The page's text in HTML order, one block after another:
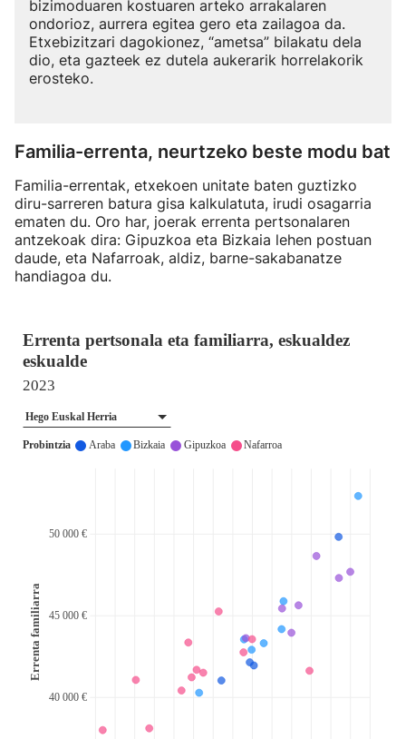
bizimoduaren kostuaren arteko arrakalaren
ondorioz, aurrera egitea gero eta zailagoa da.
Etxebizitzari dagokionez, “ametsa” bilakatu dela
dio, eta gazteek ez dutela aukerarik horrelakorik
erosteko.
Familia-errenta, neurtzeko beste modu bat
Familia-errentak, etxekoen unitate baten guztizko
diru-sarreren batura gisa kalkulatuta, irudi osagarria
ematen du. Oro har, joerak errenta pertsonalaren
antzekoak dira: Gipuzkoa eta Bizkaia lehen postuan
daude, eta Nafarroak, aldiz, barne-sakabanatze
handiagoa du.